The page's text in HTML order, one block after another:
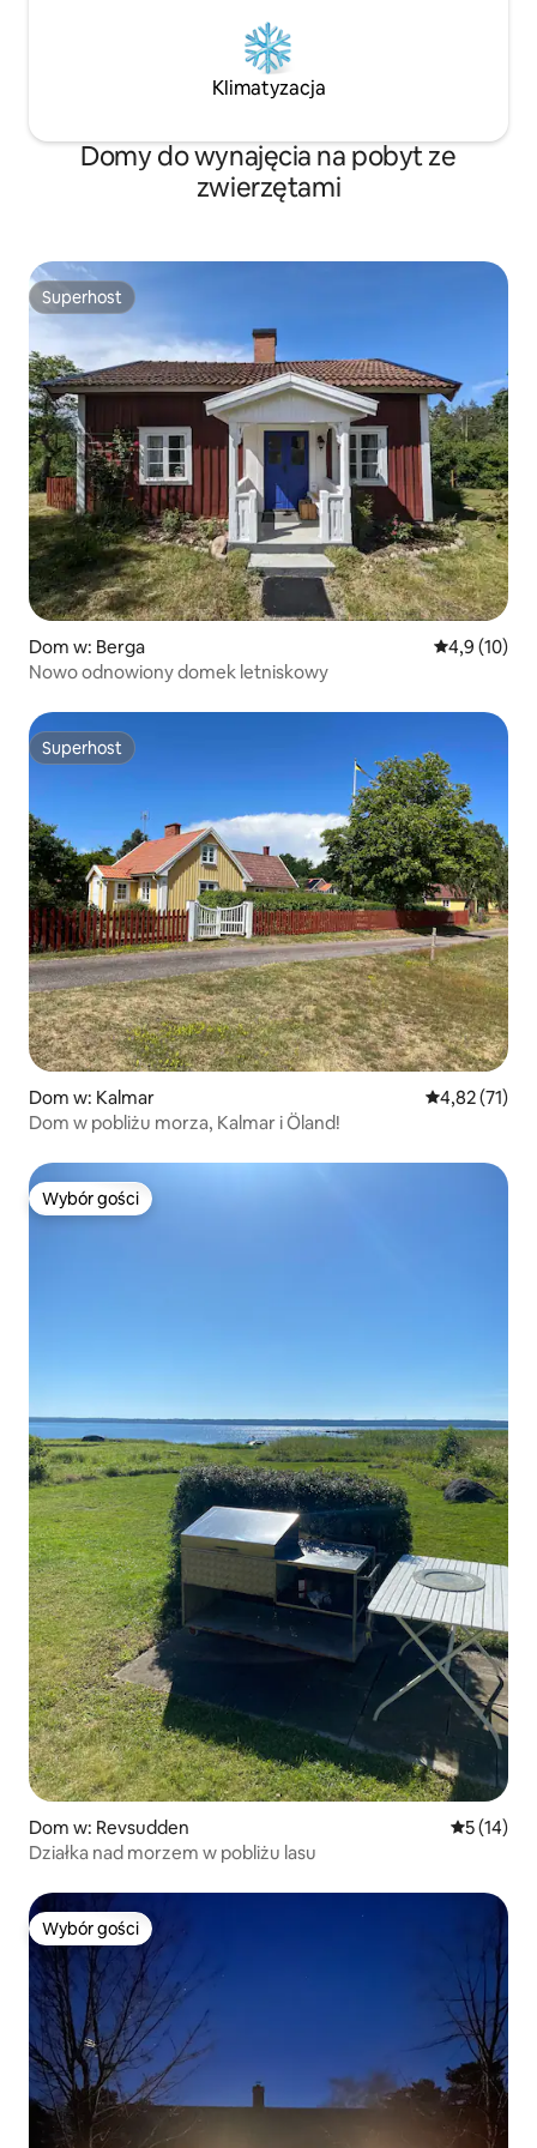
Klimatyzacja
Domy do wynajęcia na pobyt ze
zwierzętami
Superhost
Superhost
Dom w: Berga Średnia
4,9 (10)
Nowo odnowiony domek letniskowy
Superhost
Superhost
Dom w: Kalmar Średnia
4,82 (71)
Dom w pobliżu morza, Kalmar i Öland!
Wybór gości
Wybór gości
Dom w: Revsudden Średnia
5 (14)
Działka nad morzem w pobliżu lasu
Wybór gości
Wybór gości